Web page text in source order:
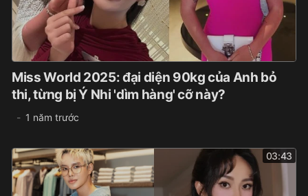
Miss World 2025: đại diện 90kg của Anh bỏ
thi, từng bị Ý Nhi 'dìm hàng' cỡ này?
1 năm trước
03:43